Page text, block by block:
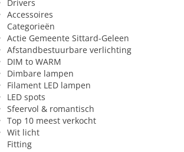
Bundelbreedte
Lichtsterkte (Candela)
Lichthoeveelheid (lumen) 390 lm
Toepassing
Geschikt voor constante
spanning
Sfeer van het licht
Drivers
Accessoires
Categorieën
Actie Gemeente Sittard-Geleen
Afstandbestuurbare verlichting
DIM to WARM
Dimbare lampen
Filament LED lampen
LED spots
Sfeervol & romantisch
Top 10 meest verkocht
Wit licht
Fitting